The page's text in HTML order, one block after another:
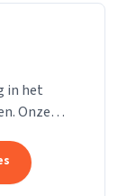
in het
Onze
vloer of